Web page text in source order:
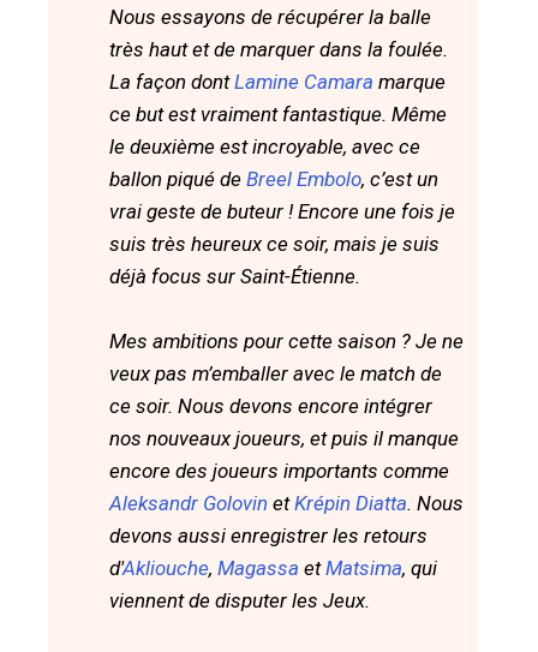
Nous essayons de récupérer la balle
très haut et de marquer dans la foulée.
La façon dontLamine Camara marque
ce but est vraiment fantastique. Même
le deuxième est incroyable, avec ce
ballon piqué de Breel Embolo, c’est un
vrai geste de buteur ! Encore une fois je
suis très heureux ce soir, mais je suis
déjà focus sur Saint-Étienne.
Mes ambitions pour cette saison ? Je ne
veux pas m’emballer avec le match de
ce soir. Nous devons encore intégrer
nos nouveaux joueurs, et puis il manque
encore des joueurs importants comme
Aleksandr Golovin etKrépin Diatta. Nous
devons aussi enregistrer les retours
d'Akliouche, Magassa etMatsima, qui
viennent de disputer les Jeux.